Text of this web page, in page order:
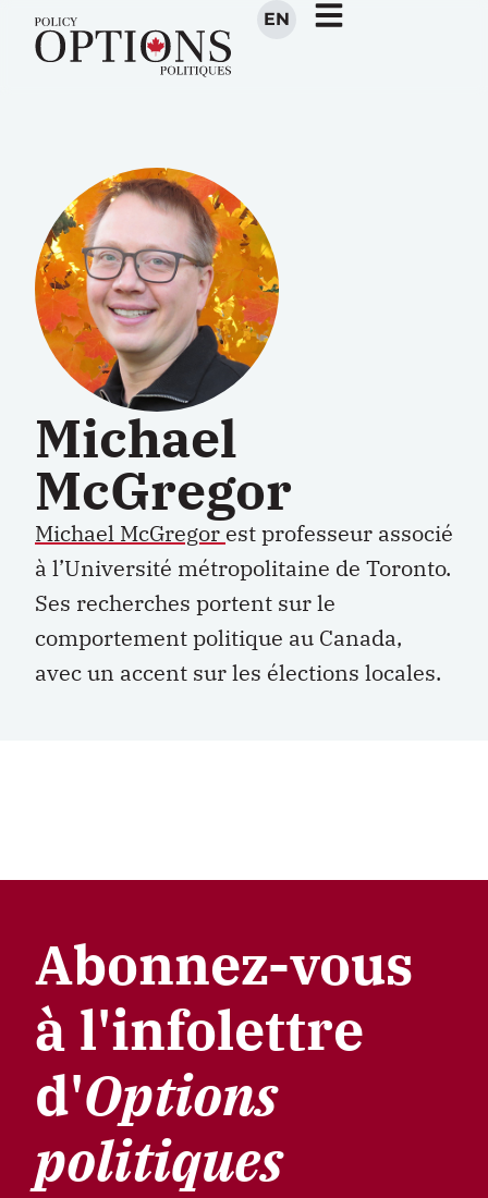
EN
Michael
McGregor
Michael McGregor est professeur associé
à l’Université métropolitaine de Toronto.
Ses recherches portent sur le
comportement politique au Canada,
avec un accent sur les élections locales.
Abonnez-vous
à l'infolettre
d'Options
politiques